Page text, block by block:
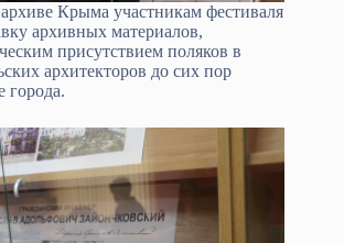
Крыма участникам фестиваля
архивных материалов,
присутствием поляков в
архитекторов до сих пор
города.